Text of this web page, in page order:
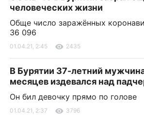
человеческих жизни
Обще число заражённых
36 096
01.04.21, 2:45 2435
В Бурятии 37-летний
месяцев издевался над
Он бил девочку прямо по голове
01.04.21, 2:37 3796